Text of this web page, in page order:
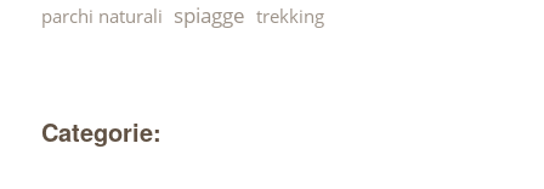
parchi naturali spiagge trekking
Categorie: